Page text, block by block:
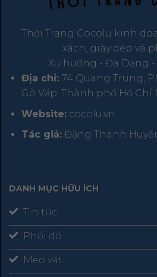
Thời Trang Cocolu kinh
xách, giày dép và
Xu hướng - Đa Dạng
Địa chỉ: 74 Quang Trung,
Gò Vấp, Thành phố Hồ Chí
Website:cocolu.vn
Tác giả:Đặng Thanh
DANH MỤC HỮU ÍCH
Tin tức
Phối đồ
Mẹo vặt